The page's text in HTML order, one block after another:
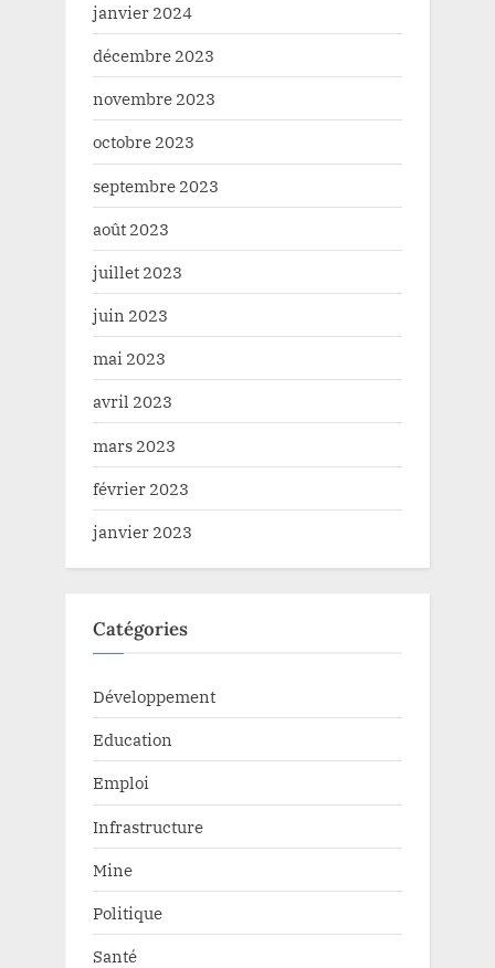
janvier 2024
décembre 2023
novembre 2023
octobre 2023
septembre 2023
août 2023
juillet 2023
juin 2023
mai 2023
avril 2023
mars 2023
février 2023
janvier 2023
Catégories
Développement
Education
Emploi
Infrastructure
Mine
Politique
Santé